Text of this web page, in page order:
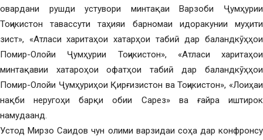
овардани рушди устувори минтақаи Варзоби Ҷумҳурии
Тоҷикистон тавассути таҳияи барномаи идоракунии муҳити
зист», «Атласи харитаҳои хатарҳои табиӣ дар баландкӯҳҳои
Помир-Олойи Ҷумҳурии Тоҷикистон», «Атласи харитаҳои
минтақавии хатароҳои офатҳои табиӣ дар баландкӯҳҳои
Помир-Олойи Ҷумҳуриҳои Қирғизистон ва Тоҷикистон», «Лоиҳаи
нақби неругоҳи барқи обии Сарез» ва ғайра иштирок
намудаанд.
Устод Мирзо Саидов чун олими варзидаи соҳа дар конфронсу